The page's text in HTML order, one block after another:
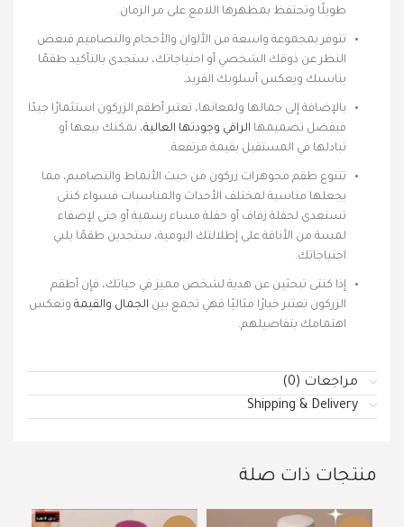
طويلًا وتحتفظ بمظهرها اللامع على مر الزمان.
تتوفر بمجموعة واسعة من الألوان والأحجام والتصاميم فبغض
النظر عن ذوقك الشخصي أو احتياجاتك، ستجدى بالتأكيد طقمًا
يناسبك ويعكس أسلوبك الفريد.
بالإضافة إلى جمالها ولمعانها، تعتبر أطقم الزركون استثمارًا جيدًا
فبفضل تصميمها الراقي وجودتها العالية، يمكنك بيعها أو
تبادلها في المستقبل بقيمة مرتفعة.
تتنوع طقم مجوهرات زركون من حيث الأنماط والتصاميم، مما
يجعلها مناسبة لمختلف الأحداث والمناسبات فسواء كنتى
تستعدى لحفلة زفاف أو حفلة مساء رسمية أو حتى لإضفاء
لمسة من الأناقة على إطلالتك اليومية، ستجدين طقمًا يلبي
احتياجاتك.
إذا كنتى تبحثين عن هدية لشخص مميز في حياتك، فإن أطقم
الزركون تعتبر خيارًا مثاليًا فهي تجمع بين الجمال والقيمة وتعكس
اهتمامك بتفاصيلهم.
مراجعات (0)
Shipping & Delivery
منتجات ذات صلة